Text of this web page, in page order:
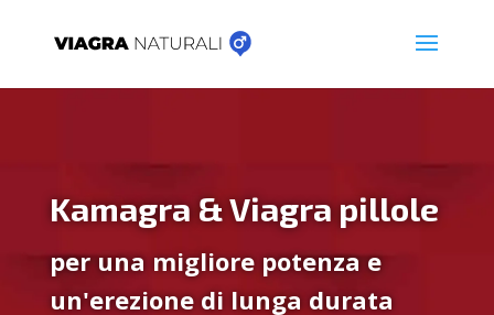
Kamagra & Viagra pillole
per una migliore potenza e
un'erezione di lunga durata